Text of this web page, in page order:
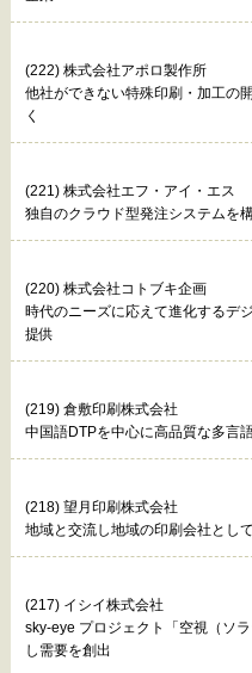
(222) 株式会社アポロ製作所
他社ができない特殊印刷・加工の
く
(221) 株式会社エフ・アイ・エス
独自のクラウド型発注システムを
(220) 株式会社コトブキ企画
時代のニーズに応えて進化するデ
提供
(219) 倉敷印刷株式会社
中国語DTPを中心に高品質な多言
(218) 望月印刷株式会社
地域と交流し地域の印刷会社とし
(217) イシイ株式会社
sky-eye プロジェクト「空視（ソ
し需要を創出